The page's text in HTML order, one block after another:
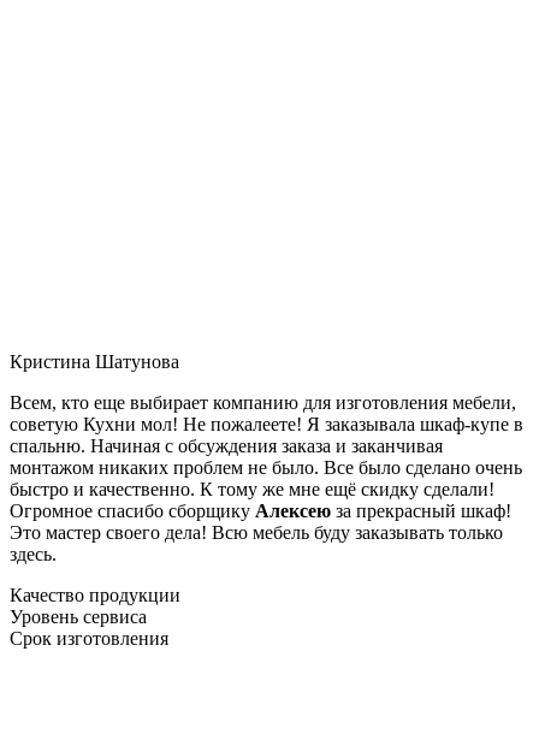
Кристина Шатунова
Всем, кто еще выбирает компанию для изготовления мебели,
советую Кухни мол! Не пожалеете! Я заказывала шкаф-купе в
спальню. Начиная с обсуждения заказа и заканчивая
монтажом никаких проблем не было. Все было сделано очень
быстро и качественно. К тому же мне ещё скидку сделали!
Огромное спасибо сборщику Алексею за прекрасный шкаф!
Это мастер своего дела! Всю мебель буду заказывать только
здесь.
Качество продукции
Уровень сервиса
Срок изготовления